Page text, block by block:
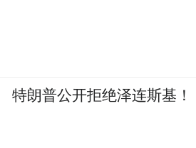
特朗普公开拒绝泽连斯基！